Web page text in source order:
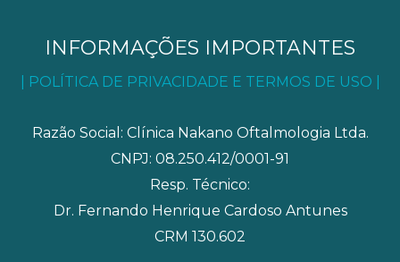
b
o
a
r
m
u
e
INFORMAÇÕES IMPORTANTES
| POLÍTICA DE PRIVACIDADE E TERMOS DE USO |
Razão Social: Clínica Nakano Oftalmologia Ltda.
CNPJ: 08.250.412/0001-91
Resp. Técnico:
Dr. Fernando Henrique Cardoso Antunes
CRM 130.602